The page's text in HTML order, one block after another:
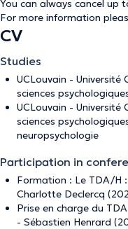
You can always cancel up
For more information
CV
Studies
UCLouvain - Université
sciences
UCLouvain - Université
sciences
neuropsychologie
Participation in
Formation : Le TDA/H
Charlotte Declercq
Prise en charge du
- Sébastien Henrard